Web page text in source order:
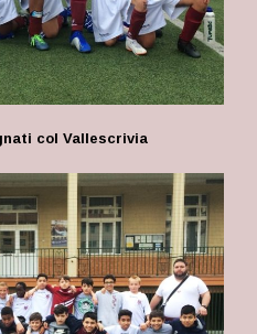
col Vallescrivia